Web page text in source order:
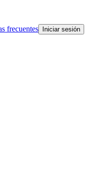
frecuentes Iniciar sesión